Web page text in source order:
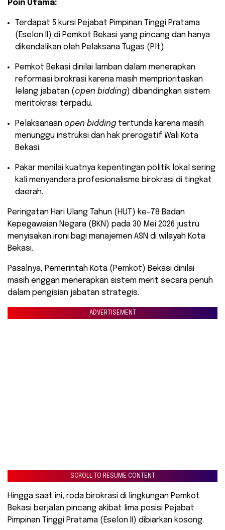
Poin Utama:
​Terdapat 5 kursi Pejabat Pimpinan Tinggi Pratama
(Eselon II) di Pemkot Bekasi yang pincang dan hanya
dikendalikan oleh Pelaksana Tugas (Plt).
​Pemkot Bekasi dinilai lamban dalam menerapkan
reformasi birokrasi karena masih memprioritaskan
lelang jabatan (open bidding) dibandingkan sistem
meritokrasi terpadu.
​Pelaksanaan open bidding tertunda karena masih
menunggu instruksi dan hak prerogatif Wali Kota
Bekasi.
​Pakar menilai kuatnya kepentingan politik lokal sering
kali menyandera profesionalisme birokrasi di tingkat
daerah.
​Peringatan Hari Ulang Tahun (HUT) ke-78 Badan
Kepegawaian Negara (BKN) pada 30 Mei 2026 justru
menyisakan ironi bagi manajemen ASN di wilayah Kota
Bekasi.
Pasalnya, Pemerintah Kota (Pemkot) Bekasi dinilai
masih enggan menerapkan sistem merit secara penuh
dalam pengisian jabatan strategis.
ADVERTISEMENT
SCROLL TO RESUME CONTENT
​Hingga saat ini, roda birokrasi di lingkungan Pemkot
Bekasi berjalan pincang akibat lima posisi Pejabat
Pimpinan Tinggi Pratama (Eselon II) dibiarkan kosong.